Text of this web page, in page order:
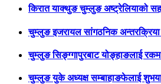
किरात याक्थुङ चुम्लुङ अष्ट्रेलियाको
चुम्लुङ इजरायल सांगठनिक अन्तरक्रिया
चुम्लुङ सिङ्ग्गापुरबाट योङ्हाङलाई
चुम्लुङ युके अध्यक्ष सम्बाहाङफेलाई